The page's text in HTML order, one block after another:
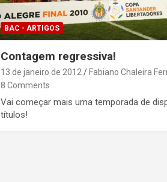
BAC - ARTIGOS
Contagem regressiva!
13 de janeiro de 2012
Fabiano Chaleira
8 Comments
Vai começar mais uma temporada de
títulos!